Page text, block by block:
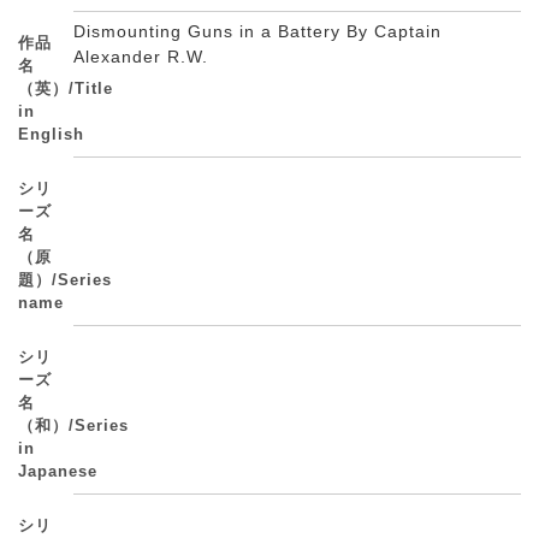
作品
名
（英）/Title
in
English
Dismounting Guns in a Battery By Captain
Alexander R.W.
シリ
ーズ
名
（原
題）/Series
name
シリ
ーズ
名
（和）/Series
in
Japanese
シリ